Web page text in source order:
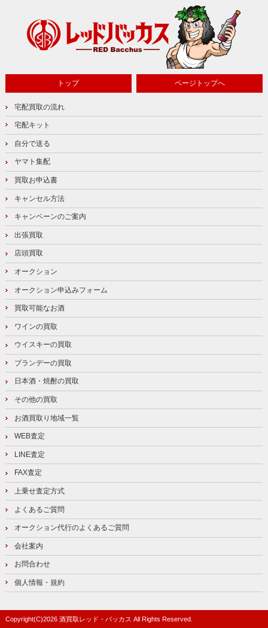
トップ ページトップへ
宅配買取の流れ
宅配キット
自分で送る
ヤマト集配
買取お申込書
キャンセル方法
キャンペーンのご案内
出張買取
店頭買取
オークション
オークション申込みフォーム
買取可能なお酒
ワインの買取
ウイスキーの買取
ブランデーの買取
日本酒・焼酎の買取
その他の買取
お酒買取り地域一覧
WEB査定
LINE査定
FAX査定
上乗せ査定方式
よくあるご質問
オークション代行のよくあるご質問
会社案内
お問合わせ
個人情報・規約
Copyright(C)2026 酒買取レッド・バッカス All Rights Reserved.